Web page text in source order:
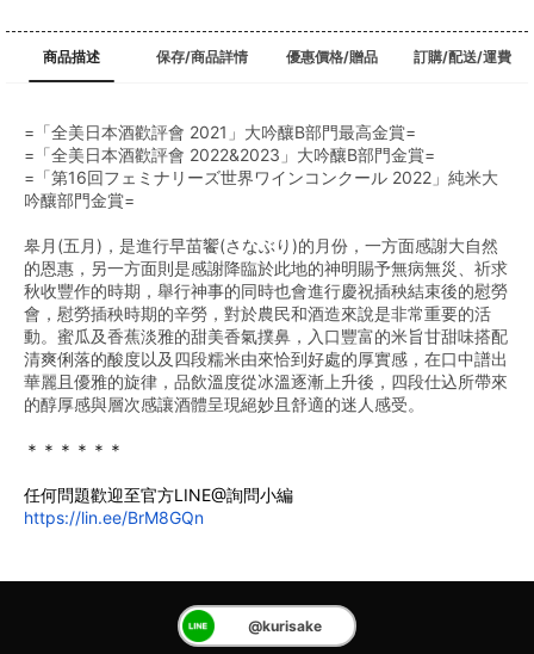
商品描述 保存/商品詳情 優惠價格/贈品 訂購/配送/運費
=「全美日本酒歡評會 2021」大吟釀B部門最高金賞=
=「全美日本酒歡評會 2022&2023」大吟釀B部門金賞=
=「第16回フェミナリーズ世界ワインコンクール 2022」純米大
吟釀部門金賞=
皋月(五月)，是進行早苗饗(さなぶり)的月份，一方面感謝大自然
的恩惠，另一方面則是感謝降臨於此地的神明賜予無病無災、祈求
秋收豐作的時期，舉行神事的同時也會進行慶祝插秧結束後的慰勞
會，慰勞插秧時期的辛勞，對於農民和酒造來說是非常重要的活
動。蜜瓜及香蕉淡雅的甜美香氣撲鼻，入口豐富的米旨甘甜味搭配
清爽俐落的酸度以及四段糯米由來恰到好處的厚實感，在口中譜出
華麗且優雅的旋律，品飲溫度從冰溫逐漸上升後，四段仕込所帶來
的醇厚感與層次感讓酒體呈現絕妙且舒適的迷人感受。
＊＊＊＊＊＊
任何問題歡迎至官方LINE@詢問小編
https://lin.ee/BrM8GQn
@kurisake